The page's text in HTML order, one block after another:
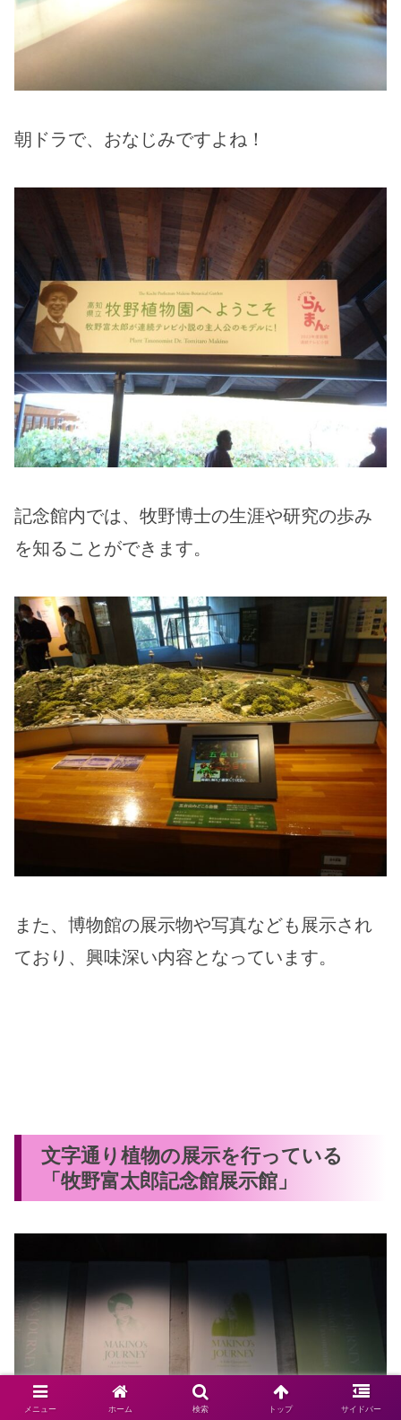
朝ドラで、おなじみですよね！
記念館内では、牧野博士の生涯や研究の歩み
を知ることができます。
また、博物館の展示物や写真なども展示され
ており、興味深い内容となっています。
文字通り植物の展示を行っている
「牧野富太郎記念館展示館」
メニュー ホーム 検索 トップ サイドバー